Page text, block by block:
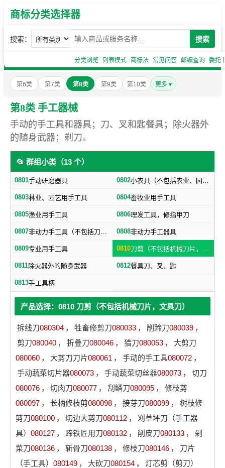
商标分类选择器
搜索： 搜索
分类浏览 列表模式 商标法 常见问答 邮编查询 委托
第6类 第7类 第8类 第9类 第10类 更多 ▾
第8类 手工器械
手动的手工具和器具；刀、叉和匙餐具；除火器外
的随身武器；剃刀。
📂 群组小类（13 个）
0801手动研磨器具 0802 小农具（不包括农业、园艺用刀剪）
0803林业、园艺用手工具 0804畜牧业用手工具
0805渔业用手工具 0806理发工具，修指甲刀
0807 非动力手工具（不包括刀、剪） 0808非动力手工器具
0809专业用手工具 0810 刀剪（不包括机械刀片，文具刀）
0811除火器外的随身武器 0812餐具刀、叉、匙
0813手工具柄
产品选择：0810 刀剪（不包括机械刀片，文具刀）
拆线刀080304 ， 牲畜修剪刀080033 ， 削蹄刀080039 ，
剪刀080040 ， 折叠刀080046 ， 猎刀080053 ，
大剪刀
080060 ， 大剪刀刀片080061 ， 手动的手工具080072 ，
手动蔬菜切片器080073 ， 手动蔬菜切丝器080073 ，
切刀
080076 ， 切肉刀080077 ， 刮鳞刀080095 ，
修枝剪
080097 ， 长柄修枝剪080098 ， 接芽刀080099 ，
树枝修
剪刀080100 ， 切边大剪刀080112 ，
刈草坪刀（手工器
具） 080127 ， 蹄铁匠用刀080132 ， 削皮刀080133 ，
剁
菜刀080136 ， 斩骨刀080138 ， 修枝刀080146 ，
刀片
（手工具） 080149 ， 大砍刀080154 ，
灯芯剪（剪刀）